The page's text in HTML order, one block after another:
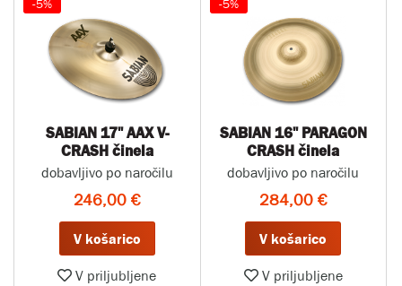
SABIAN 17" AAX V-
CRASH činela
dobavljivo po naročilu
246,00 €
V košarico
V priljubljene
-5%
SABIAN 16" PARAGON
CRASH činela
dobavljivo po naročilu
284,00 €
V košarico
V priljubljene
-5%